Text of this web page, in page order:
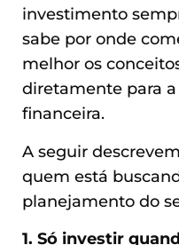
investimento
sabe por onde
melhor os
diretamente para
financeira.
A seguir
quem está
planejamento do
1. Só investir